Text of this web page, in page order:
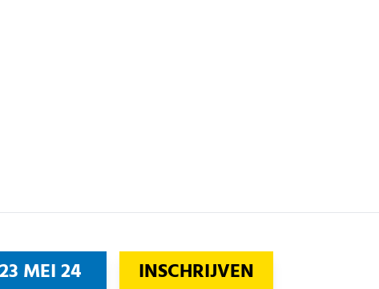
MEI 24 INSCHRIJVEN